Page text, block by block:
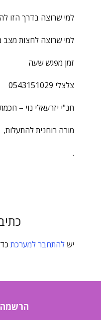
למי שרוצה בדרך הזו
למי שרוצה לחצות מצב
זמן מפגש שעה
צלצלי 0543151029
חנ"י יזרעאלי נוי –
מורה רוחנית
.
יש להתחבר למערכת
הרשמה